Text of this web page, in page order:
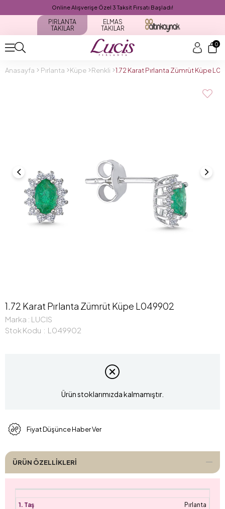
Online Alışverişe Özel 3 Taksit Fırsatı Başladı!
PIRLANTA
TAKILAR
ELMAS
TAKILAR
0
Anasayfa Pırlanta Küpe Renkli 1.72 Karat Pırlanta Zümrüt Küpe
1.72 Karat Pırlanta Zümrüt Küpe L049902
Marka : LUCIS
Stok Kodu
L049902
Ürün stoklarımızda kalmamıştır.
Fiyat Düşünce Haber Ver
ÜRÜN ÖZELLIKLERI
Pırlanta